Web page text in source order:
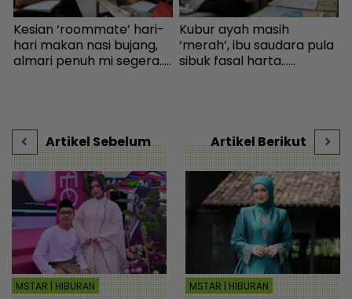
Kesian ‘roommate’ hari-
hari makan nasi bujang,
almari penuh mi segera...
Kubur ayah masih
‘merah’, ibu saudara pula
sibuk fasal harta...
Artikel Sebelum
MSTAR | HIBURAN
Artikel Berikut
MSTAR | HIBURAN